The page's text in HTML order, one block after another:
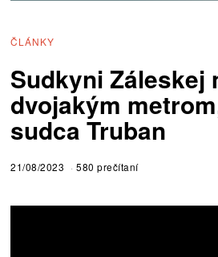
ČLÁNKY
Sudkyni Záleskej
dvojakým
sudca Truban
21/08/2023 580 prečítaní